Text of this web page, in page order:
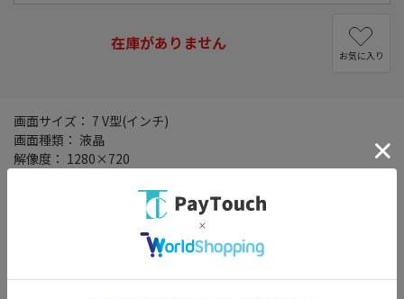
在庫がありません
お気に入り
画面サイズ： 7 V型(インチ)
画面種類： 液晶
解像度： 1280×720
設置タイプ： 一体型(2DIN)
記録メディアタイプ： メモリ
タッチパネル種類： 静電式